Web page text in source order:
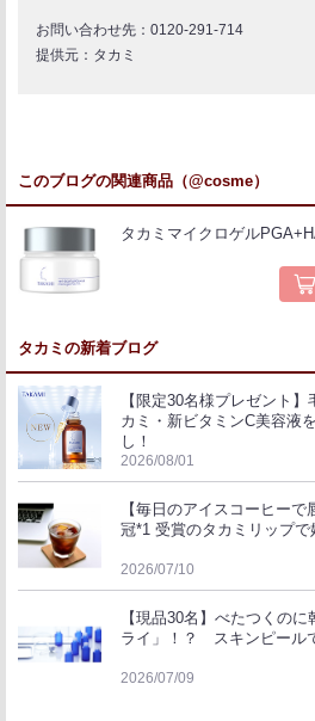
お問い合わせ先：0120-291-714
提供元：タカミ
このブログの関連商品（@cosme）
タカミマイクロゲル
タカミの新着ブログ
【限定30名様プレゼント
カミ・新ビタミンC美容液
し！
2026/08/01
【毎日のアイスコーヒー
冠*1 受賞のタカミリップ
2026/07/10
【現品30名】べたつくの
ライ」！？ スキンピール
2026/07/09